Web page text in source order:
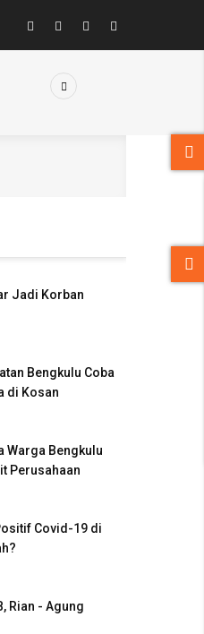
Jadi Korban
Bengkulu Coba
di Kosan
Warga Bengkulu
Perusahaan
Covid-19 di
Rian - Agung